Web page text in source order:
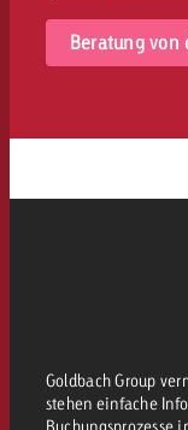
Beratung
Goldbach Group
stehen einfache